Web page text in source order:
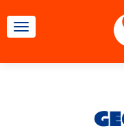
TOGGLE NAVIGATION